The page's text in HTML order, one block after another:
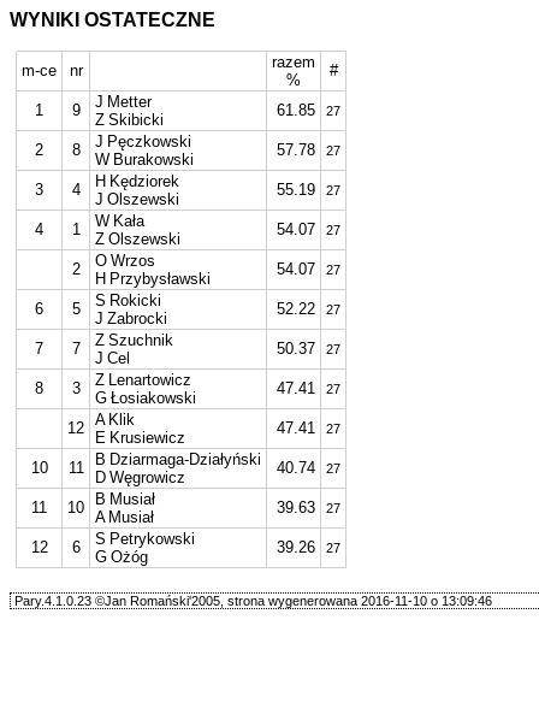
WYNIKI OSTATECZNE
m-ce nr
razem
%
#
1 9
J Metter
Z Skibicki
61.85 27
2 8
J Pęczkowski
W Burakowski
57.78 27
3 4
H Kędziorek
J Olszewski
55.19 27
4 1
W Kała
Z Olszewski
54.07 27
2
O Wrzos
H Przybysławski
54.07 27
6 5
S Rokicki
J Zabrocki
52.22 27
7 7
Z Szuchnik
J Cel
50.37 27
8 3
Z Lenartowicz
G Łosiakowski
47.41 27
12 A Klik
E Krusiewicz
47.41 27
10 11
B Dziarmaga-Działyński
D Węgrowicz
40.74 27
11 10
B Musiał
A Musiał
39.63 27
12 6
S Petrykowski
G Ożóg
39.26 27
Pary.4.1.0.23 ©Jan Romański'2005, strona wygenerowana 2016-11-10 o 13:09:46